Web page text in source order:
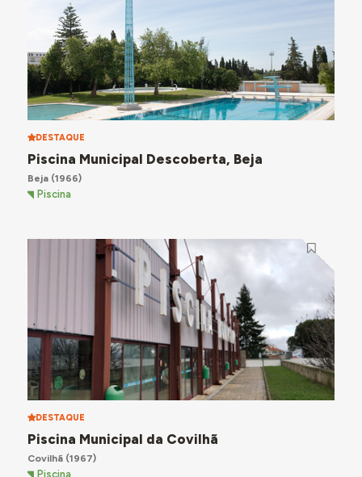
DESTAQUE
Piscina Municipal Descoberta, Beja
Beja(1966)
Piscina
DESTAQUE
Piscina Municipal da Covilhã
Covilhã(1967)
Piscina